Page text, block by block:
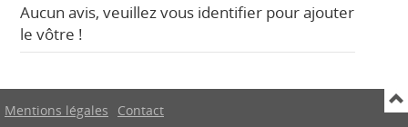
Aucun avis, veuillez vous identifier pour ajouter
le vôtre !
Mentions légales Contact